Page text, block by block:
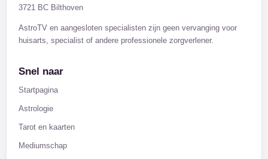
3721 BC Bilthoven
AstroTV en aangesloten specialisten zijn geen vervanging voor
huisarts, specialist of andere professionele zorgverlener.
Snel naar
Startpagina
Astrologie
Tarot en kaarten
Mediumschap